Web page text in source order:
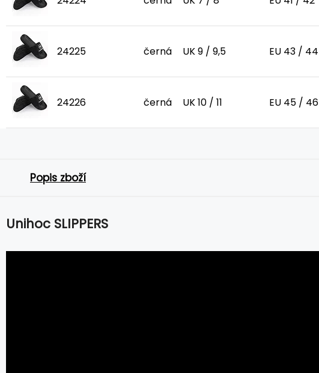
24225 černá UK 9 / 9,5 EU 43 / 44
24226 černá UK 10 / 11 EU 45 / 46
Popis zboží
Unihoc SLIPPERS